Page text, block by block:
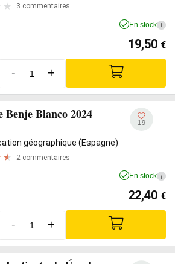
3 commentaires
En stock i
19,50 €
- +
Benje Blanco 2024
géographique (Espagne)
2 commentaires
19
En stock i
22,40 €
- +